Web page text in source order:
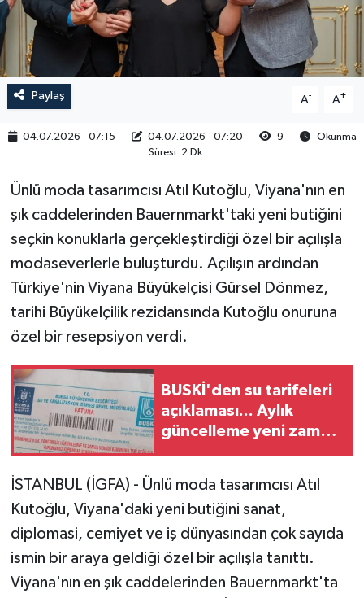
Paylaş A- A+
04.07.2026 - 07:15 04.07.2026 - 07:20 9
Okunma
Süresi: 2 Dk
Ünlü moda tasarımcısı Atıl Kutoğlu, Viyana'nın en
şık caddelerinden Bauernmarkt'taki yeni butiğini
seçkin konuklarla gerçekleştirdiği özel bir açılışla
modaseverlerle buluşturdu. Açılışın ardından
Türkiye'nin Viyana Büyükelçisi Gürsel Dönmez,
tarihi Büyükelçilik rezidansında Kutoğlu onuruna
özel bir resepsiyon verdi.
BUSKİ'den su tarifeleri
açıklaması... Aylık
güncelleme yeni zam
İSTANBUL (İGFA) - Ünlü moda tasarımcısı Atıl
Kutoğlu, Viyana'daki yeni butiğini sanat,
diplomasi, cemiyet ve iş dünyasından çok sayıda
ismin bir araya geldiği özel bir açılışla tanıttı.
Viyana'nın en şık caddelerinden Bauernmarkt'ta
RESMİ İLAN